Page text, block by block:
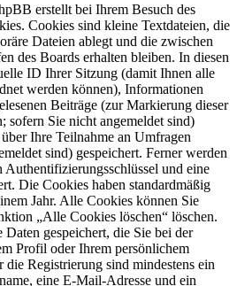
erstellt bei Ihrem Besuch des
Cookies sind kleine Textdateien, die
Dateien ablegt und die zwischen
des Boards erhalten bleiben. In diesen
ID Ihrer Sitzung (damit Ihnen alle
werden können), Informationen
Beiträge (zur Markierung dieser
sofern Sie nicht angemeldet sind)
Ihre Teilnahme an Umfragen
sind) gespeichert. Ferner werden
und eine
Die Cookies haben standardmäßig
Jahr. Alle Cookies können Sie
„Alle Cookies löschen“ löschen.
gespeichert, die Sie bei der
Profil oder Ihrem persönlichem
die Registrierung sind mindestens ein
eine E-Mail-Adresse und ein